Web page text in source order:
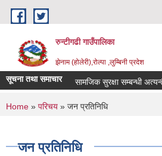
Skip to main content
रुन्टीगढी गाउँपालिका
झेनाम (होलेरी),रोल्पा ,लुम्बिनी प्रदेश
सूचना तथा समाचार सामजिक सुरक्षा सम्बन्धी
You are here
Home » परिचय » जन प्रतिनिधि
जन प्रतिनिधि